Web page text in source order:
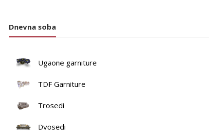
Dnevna soba
Ugaone garniture
TDF Garniture
Trosedi
Dvosedi